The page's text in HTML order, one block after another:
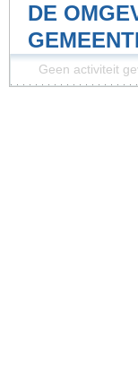
DE
Geen activiteit